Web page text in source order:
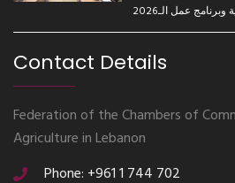
وبرنامج عمل الـ2026
Contact Details
Federation of the Chambers of
Agriculture in Lebanon
Phone: +961 1 744 702